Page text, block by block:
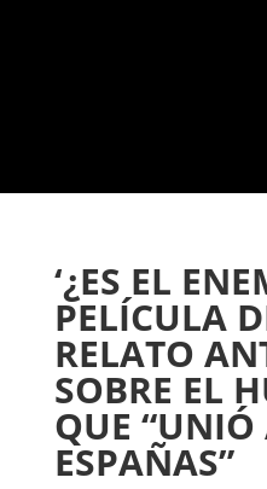
‘¿ES EL
PELÍCULA
RELATO
SOBRE EL
QUE “UNIÓ
ESPAÑAS”